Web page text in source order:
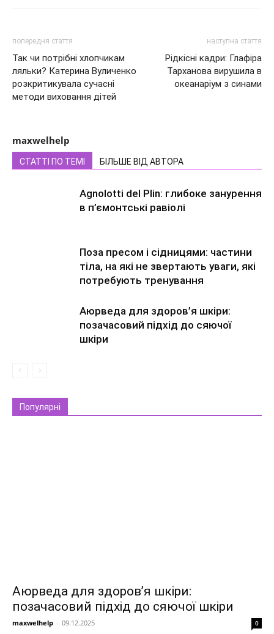
попередня стаття
Так чи потрібні хлопчикам
ляльки? Катерина Вуличенко
розкритикувала сучасні
методи виховання дітей
наступна стаття
Рідкісні кадри: Глафіра
Тарханова вирушила в
океанаріум з синами
maxwelhelp
СТАТТІ ПО ТЕМІ БІЛЬШЕ ВІД АВТОРА
Agnolotti del Plin: глибоке занурення
в п’ємонтські равіолі
Поза пресом і сідницями: частини
тіла, на які не звертають уваги, які
потребують тренування
Аюрведа для здоров’я шкіри:
позачасовий підхід до сяючої
шкіри
Популярні
Аюрведа для здоров’я шкіри:
позачасовий підхід до сяючої шкіри
maxwelhelp - 09.12.2025 0